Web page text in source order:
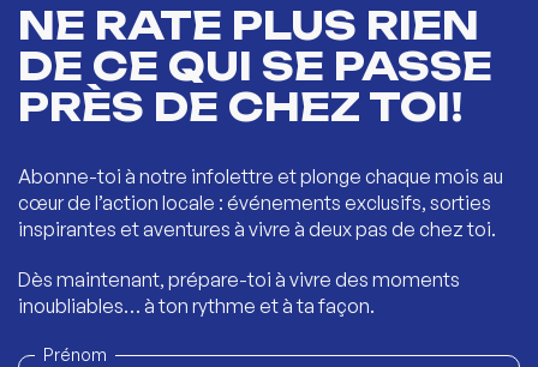
NE RATE PLUS RIEN
DE CE QUI SE PASSE
PRÈS DE CHEZ TOI!
Abonne-toi à notre infolettre et plonge chaque mois au
cœur de l’action locale : événements exclusifs, sorties
inspirantes et aventures à vivre à deux pas de chez toi.
Dès maintenant, prépare-toi à vivre des moments
inoubliables… à ton rythme et à ta façon.
Prénom